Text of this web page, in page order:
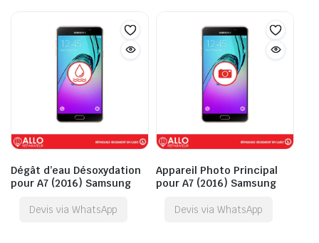
Dégât d’eau Désoxydation
pour A7 (2016) Samsung
Devis via WhatsApp
Appareil Photo Principal
pour A7 (2016) Samsung
Devis via WhatsApp